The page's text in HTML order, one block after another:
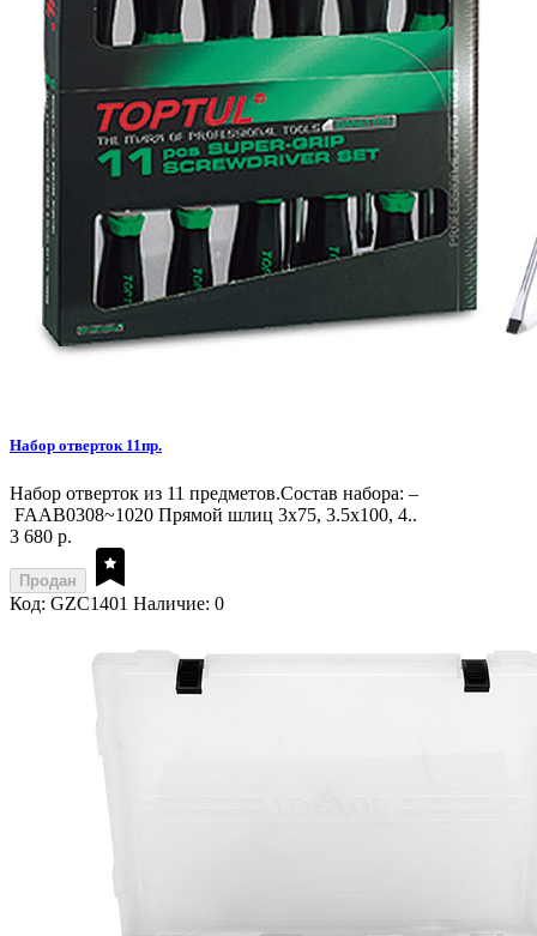
Набор отверток 11пр.
Набор отверток из 11 предметов.Состав набора: –
FAAB0308~1020 Прямой шлиц 3x75, 3.5x100, 4..
3 680 р.
Продан
Код: GZC1401 Наличие: 0